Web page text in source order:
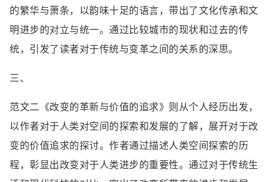
的繁华与萧条，以韵味十足的语言，带出了文化传承和文
明进步的对立与统一。通过比较城市的现状和过去的传
统，引发了读者对于传统与变革之间的关系的深思。
三、
范文二《改变的革新与价值的追求》则从个人经历出发，
以作者对于人类对空间的探索和发展的了解，展开对于改
变的价值追求的探讨。作者通过描述人类空间探索的历
程，彰显出改变对于人类进步的重要性。通过对于传统生